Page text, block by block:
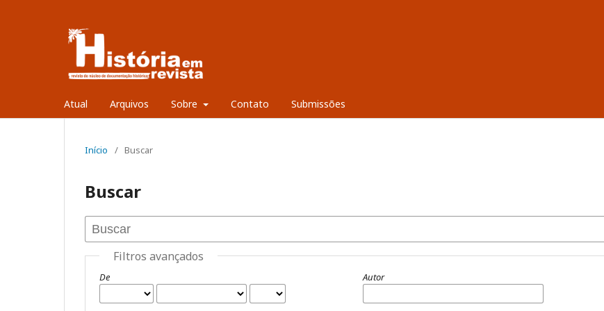
Atual Arquivos Sobre Contato Submissões
Início / Buscar
Buscar
Filtros avançados
De Autor